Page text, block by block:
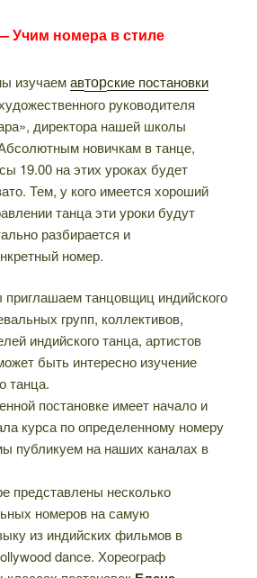
Учим номера в стиле
изучаемавторские постановки
руководителя
директора нашей школы
новичкам в танце,
19.00 на этих уроках будет
Тем, у кого имеется хороший
танца эти уроки будут
разбирается и
номер.
танцовщиц индийского
групп, коллективов,
индийского танца, артистов
быть интересно изучение
танца.
постановке имеет начало и
курса по определенному номеру
публикуем на наших каналах в
представлены несколько
номеров на самую
из индийских фильмов в
dance. Хореограф